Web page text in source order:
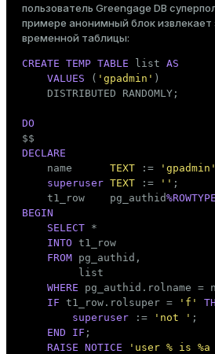
пользователь Greengage DB
примере анонимный блок извлекает
временной таблицы:
CREATE TEMP TABLE list AS
VALUES ( 'gpadmin' )
    DISTRIBUTED RANDOMLY;
DO
$$
DECLARE
name TEXT := 'gpadmin'
superuser TEXT := '' ;
    t1_row    pg_authid
%ROWTYPE
BEGIN
SELECT *
INTO t1_row
FROM pg_authid,
         list
WHERE pg_authid.rolname =
IF t1_row.rolsuper = 'f'
superuser := 'not ' ;
END
IF ;
RAISE NOTICE 'user % is %a